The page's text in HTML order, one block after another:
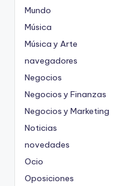
Mundo
Música
Música y Arte
navegadores
Negocios
Negocios y Finanzas
Negocios y Marketing
Noticias
novedades
Ocio
Oposiciones